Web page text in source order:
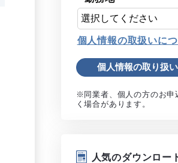
個人情報の取扱いに
※同業者、個人の方のお申
く場合があります。
人気のダウンロー